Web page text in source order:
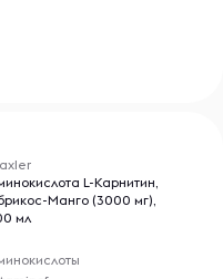
L-Карнитин,
Манго (3000 мг),
мл